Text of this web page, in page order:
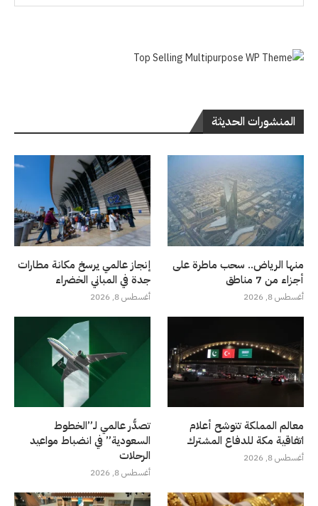
المنشورات الحديثة
منها الرياض.. سحب ماطرة على
أجزاء من 7 مناطق
أغسطس 8, 2026
إنجاز عالمي يرسخ مكانة مطارات
جدة في المباني الخضراء
أغسطس 8, 2026
معالم المملكة تتوشح أعلام
اتفاقية مكة للدفاع المشترك
أغسطس 8, 2026
تصدُّر عالمي لـ”الخطوط
السعودية” في انضباط مواعيد
الرحلات
أغسطس 8, 2026